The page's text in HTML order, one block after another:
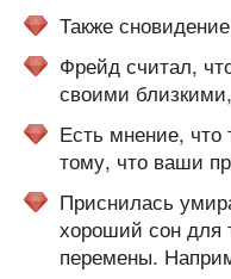
Также
Фрейд считал,
своими
Есть мнение, что
тому, что ваши
Приснилась
хороший сон для
перемены.